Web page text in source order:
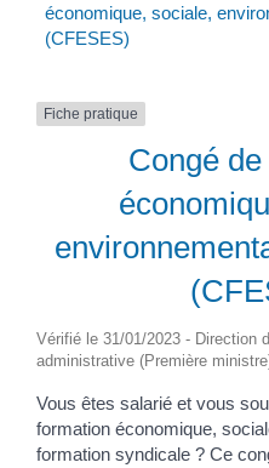
économique, sociale,
(CFESES)
Fiche pratique
Congé
Vérifié le 31/01/2023 - Direction
administrative (Première
Vous êtes salarié et vous
formation économique,
formation syndicale ? Ce